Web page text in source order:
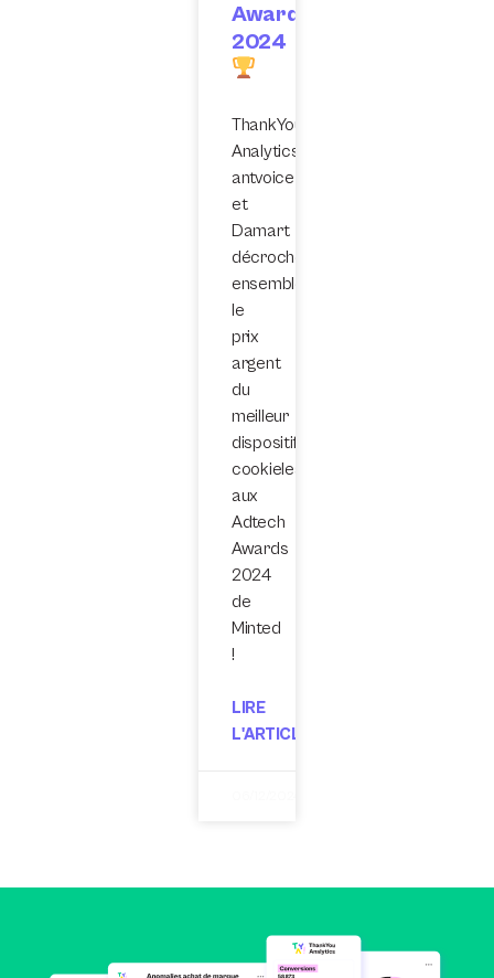
Awards
2024
ThankYou
Analytics,
antvoice
et
Damart
décrochent
ensemble
le
prix
argent
du
meilleur
dispositif
cookieless
aux
Adtech
Awards
2024
de
Minted
!
LIRE
L'ARTICLE